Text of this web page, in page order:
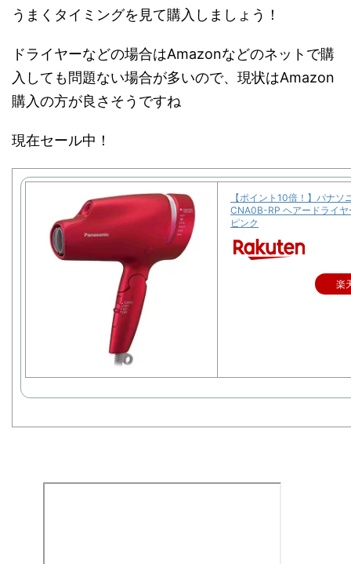
うまくタイミングを見て購入しましょう！
ドライヤーなどの場合はAmazonなどのネットで購
入しても問題ない場合が多いので、現状はAmazon
購入の方が良さそうですね
現在セール中！
【ポイント10倍！】パナソ
CNA0B-RP ヘアードライヤ
ピンク
楽